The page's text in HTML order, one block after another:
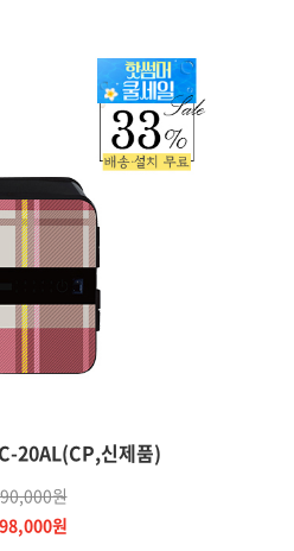
20AL(CP,신제품)
원
원